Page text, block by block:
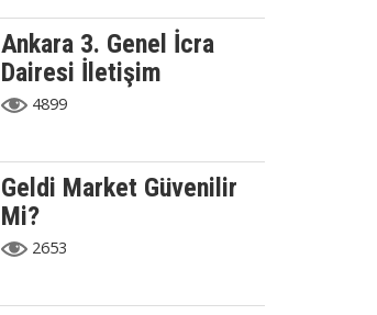
Ankara 3. Genel İcra
Dairesi İletişim
4899
Geldi Market Güvenilir
Mi?
2653